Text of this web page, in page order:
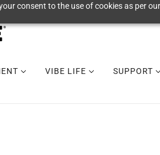
consent to the use of cookies as per
VIBE LIFE SUPPORT